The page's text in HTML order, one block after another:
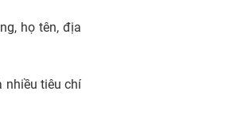
họ tên, địa
nhiều tiêu chí